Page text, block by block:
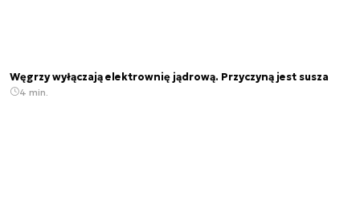
Węgrzy wyłączają elektrownię jądrową. Przyczyną jest susza
4 min.